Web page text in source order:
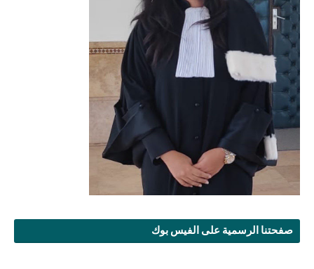
صفحتنا الرسمية على الفيس بوك